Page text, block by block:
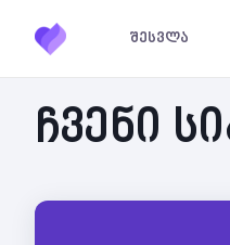
შესვლა
ჩვენი